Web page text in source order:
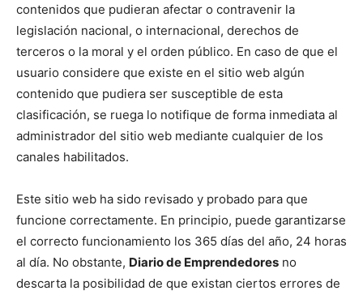
contenidos que pudieran afectar o contravenir la
legislación nacional, o internacional, derechos de
terceros o la moral y el orden público. En caso de que el
usuario considere que existe en el sitio web algún
contenido que pudiera ser susceptible de esta
clasificación, se ruega lo notifique de forma inmediata al
administrador del sitio web mediante cualquier de los
canales habilitados.
Este sitio web ha sido revisado y probado para que
funcione correctamente. En principio, puede garantizarse
el correcto funcionamiento los 365 días del año, 24 horas
al día. No obstante, Diario de Emprendedores no
descarta la posibilidad de que existan ciertos errores de